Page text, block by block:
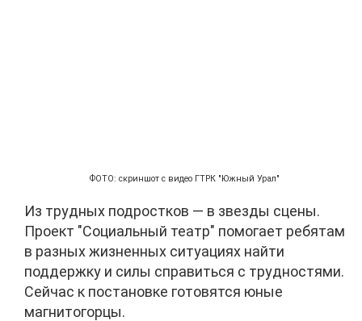
ФОТО: скриншот с видео ГТРК "Южный Урал"
Из трудных подростков — в звезды сцены.
Проект "Социальный театр" помогает ребятам
в разных жизненных ситуациях найти
поддержку и силы справиться с трудностями.
Сейчас к постановке готовятся юные
магнитогорцы.